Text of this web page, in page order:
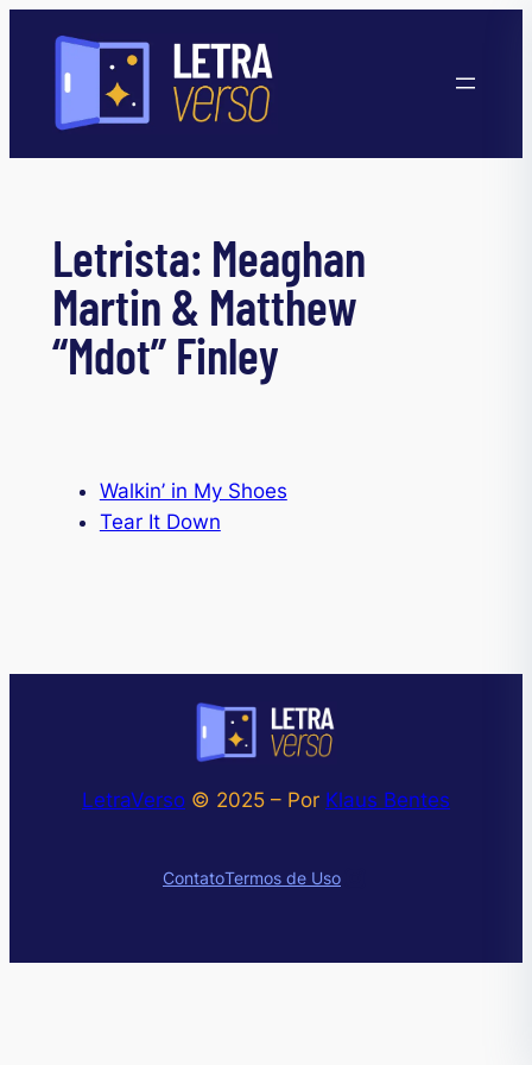
conteúdo
Letrista: Meaghan
Martin & Matthew
“Mdot” Finley
Walkin’ in My Shoes
Tear It Down
LetraVerso © 2025 – Por Klaus Bentes
ContatoTermos de UsoInstagram